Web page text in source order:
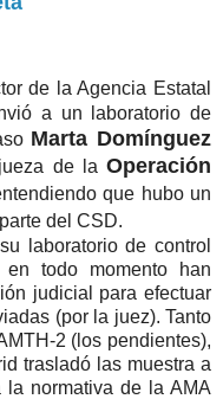
de la Agencia Estatal
a un laboratorio de
Marta Domínguez
de la Operación
que hubo un
del CSD.
laboratorio de control
todo momento han
judicial para efectuar
(por la juez). Tanto
2 (los pendientes),
trasladó las muestra a
normativa de la AMA